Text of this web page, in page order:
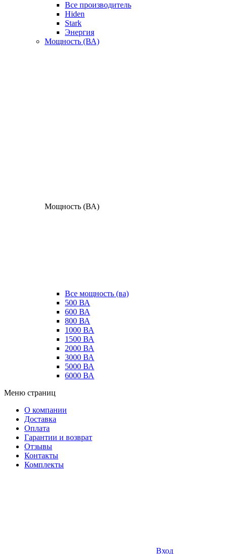
Все производитель
Hiden
Stark
Энергия
Мощность (ВА)
Мощность (ВА)
Все мощность (ва)
500 ВА
600 ВА
800 ВА
1000 ВА
1500 ВА
2000 ВА
3000 ВА
5000 ВА
6000 ВА
Меню страниц
О компании
Доставка
Оплата
Гарантии и возврат
Отзывы
Контакты
Комплекты
Вход